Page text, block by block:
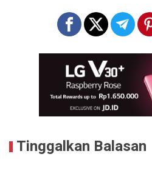
Tinggalkan Balasan